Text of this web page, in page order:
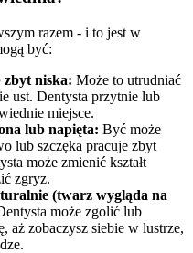
razem - i to jest w
być:
zbyt niska: Może to utrudniać
ust. Dentysta przytnie lub
miejsce.
lub napięta: Być może
lub szczęka pracuje zbyt
może zmienić kształt
zgryz.
(twarz wygląda na
może zgolić lub
aż zobaczysz siebie w lustrze,